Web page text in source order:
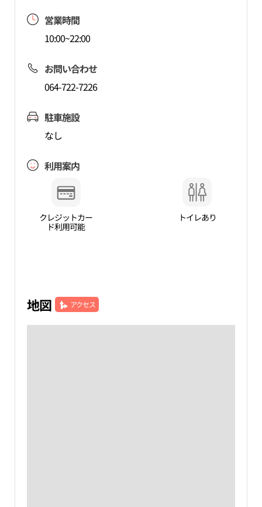
営業時間
10:00~22:00
お問い合わせ
064-722-7226
駐車施設
なし
利用案内
クレジットカー
ド利用可能
トイレあり
地図 アクセス